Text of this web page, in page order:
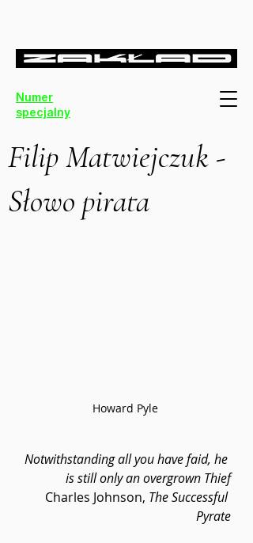
Numer
specjalny
Filip Matwiejczuk -
Słowo pirata
Howard Pyle
Notwithstanding all you have faid, he
is still only an overgrown Thief
Charles Johnson, TheSuccessful
Pyrate